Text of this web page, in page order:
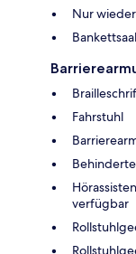
Nur
Bankettsaal
Fahrstuhl
verfügbar